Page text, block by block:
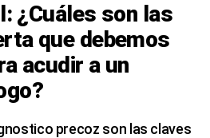
¿Cuáles son las
que debemos
acudir a un
precoz son las claves